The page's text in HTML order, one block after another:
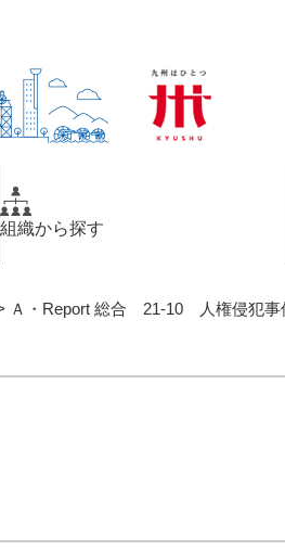
組織から探す
Ａ・Report 総合 21-10 人権侵犯事